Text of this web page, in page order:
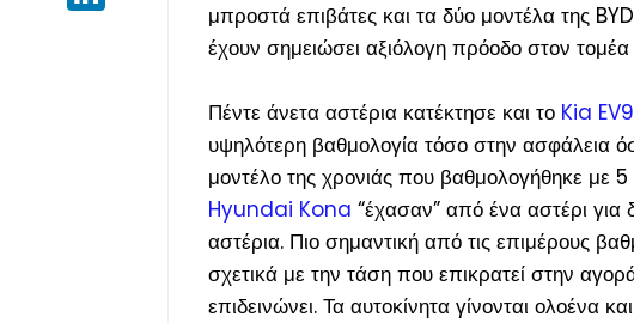
μπροστά επιβάτες και τα δύο μοντέλα της
έχουν σημειώσει αξιόλογη πρόοδο στον
Πέντε άνετα αστέρια κατέκτησε και το Kia EV9
υψηλότερη βαθμολογία τόσο στην ασφάλεια
μοντέλο της χρονιάς που βαθμολογήθηκε με
Hyundai Kona “έχασαν” από ένα αστέρι
αστέρια. Πιο σημαντική από τις επιμέρους
σχετικά με την τάση που επικρατεί στην
επιδεινώνει. Τα αυτοκίνητα γίνονται ολοένα